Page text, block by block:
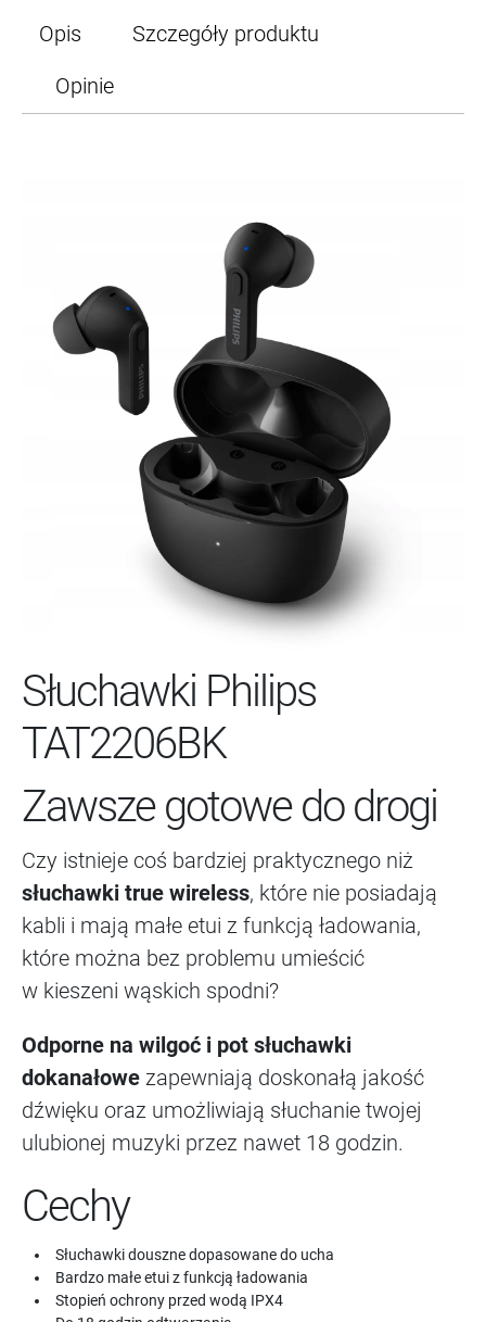
Opis
Szczegóły produktu
Opinie
Słuchawki Philips
TAT2206BK
Zawsze gotowe do drogi
Czy istnieje coś bardziej praktycznego niż
słuchawki true wireless, które nie posiadają
kabli i mają małe etui z funkcją ładowania,
które można bez problemu umieścić
w kieszeni wąskich spodni?
Odporne na wilgoć i pot słuchawki
dokanałowe zapewniają doskonałą jakość
dźwięku oraz umożliwiają słuchanie twojej
ulubionej muzyki przez nawet 18 godzin.
Cechy
Słuchawki douszne dopasowane do ucha
Bardzo małe etui z funkcją ładowania
Stopień ochrony przed wodą IPX4